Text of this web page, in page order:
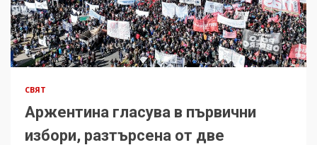
СВЯТ
Аржентина гласува в първични
избори, разтърсена от две